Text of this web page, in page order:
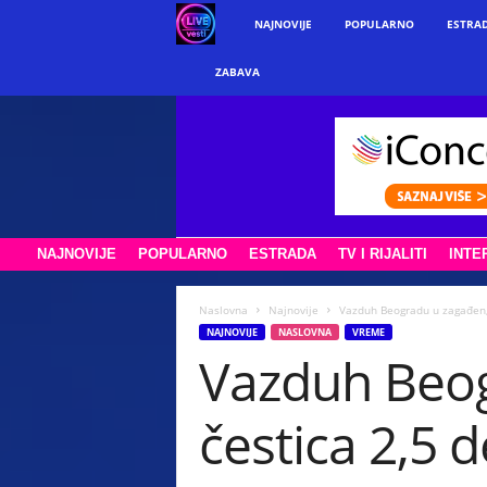
w
v
v
e
NAJNOVIJE POPULARNO
ZABAVA
NAJNOVIJE POPULARNO ESTRADA TV I RIJALITI
Naslovna Najnovije Vazduh Beogradu u
NAJNOVIJE NASLOVNA VREME
Vazduh
čestica 2,5